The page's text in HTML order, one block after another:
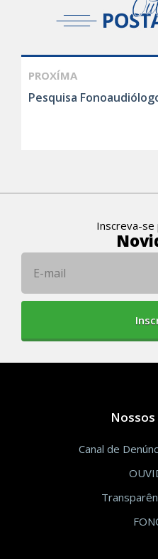
PROXÍMA
Pesquisa
Inscreva-
Nossos
Canal de